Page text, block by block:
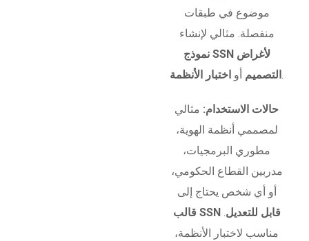
موضوع في طبقات
منفصلة. مثالي لإنشاء
نموذج SSN لأغراض
التصميم أو اختبار الأنظمة .
حالات الاستخدام: مثالي
لمصممي أنظمة الهوية،
مطوري البرمجيات،
مدربين القطاع الحكومي،
أو أي شخص يحتاج إلى
قالب SSN قابل للتعديل.
مناسب لاختبار الأنظمة،